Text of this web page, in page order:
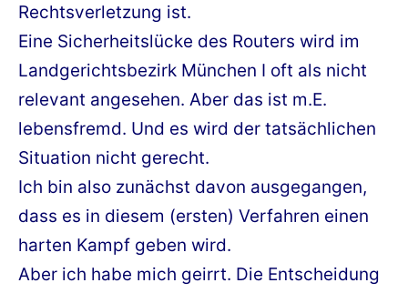
Rechtsverletzung ist.
Eine Sicherheitslücke des Routers wird im
Landgerichtsbezirk München I oft als nicht
relevant angesehen. Aber das ist m.E.
lebensfremd. Und es wird der tatsächlichen
Situation nicht gerecht.
Ich bin also zunächst davon ausgegangen,
dass es in diesem (ersten) Verfahren einen
harten Kampf geben wird.
Aber ich habe mich geirrt. Die Entscheidung